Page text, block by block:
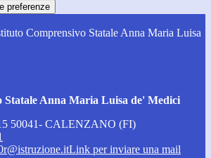
preferenze
Comprensivo Statale Anna Maria Luisa
Statale Anna Maria Luisa de' Medici
50041- CALENZANO (FI)
Link per inviare una mail